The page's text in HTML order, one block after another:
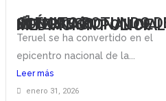
📰 ÉXITO ROTUNDO DEL CONGRESO INTERNACIONAL DE MEDIACIÓN POLICIAL
Teruel se ha convertido en el
epicentro nacional de la...
Leer más
enero 31, 2026